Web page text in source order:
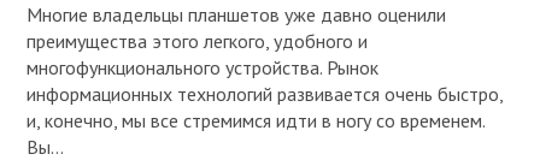
Многие владельцы планшетов уже давно оценили
преимущества этого легкого, удобного и
многофункционального устройства. Рынок
информационных технологий развивается очень быстро,
и, конечно, мы все стремимся идти в ногу со временем.
Вы…